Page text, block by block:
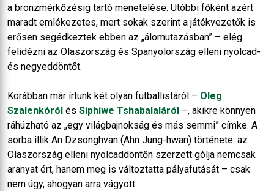
a bronzmérkőzésig tartó menetelése. Utóbbi főként azért
maradt emlékezetes, mert sokak szerint a játékvezetők is
erősen segédkeztek ebben az „álomutazásban” – elég
felidézni az Olaszország és Spanyolország elleni nyolcad-
és negyeddöntőt.
Korábban már írtunk két olyan futballistáról – Oleg
Szalenkóról és Siphiwe Tshabalaláról –, akikre könnyen
ráhúzható az „egy világbajnokság és más semmi” címke. A
sorba illik An Dzsonghvan (Ahn Jung-hwan) története: az
Olaszország elleni nyolcaddöntőn szerzett gólja nemcsak
aranyat ért, hanem meg is változtatta pályafutását – csak
nem úgy, ahogyan arra vágyott.